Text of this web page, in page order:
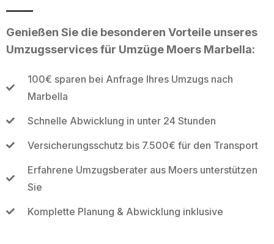
Genießen Sie die besonderen Vorteile unseres
Umzugsservices für Umzüge Moers Marbella:
100€ sparen bei Anfrage Ihres Umzugs nach
Marbella
Schnelle Abwicklung in unter 24 Stunden
Versicherungsschutz bis 7.500€ für den Transport
Erfahrene Umzugsberater aus Moers unterstützen
Sie
Komplette Planung & Abwicklung inklusive